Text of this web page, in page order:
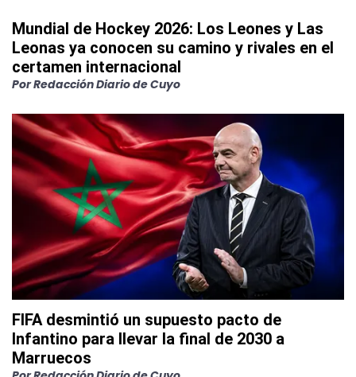
Mundial de Hockey 2026: Los Leones y Las
Leonas ya conocen su camino y rivales en el
certamen internacional
PorRedacción Diario de Cuyo
FIFA desmintió un supuesto pacto de
Infantino para llevar la final de 2030 a
Marruecos